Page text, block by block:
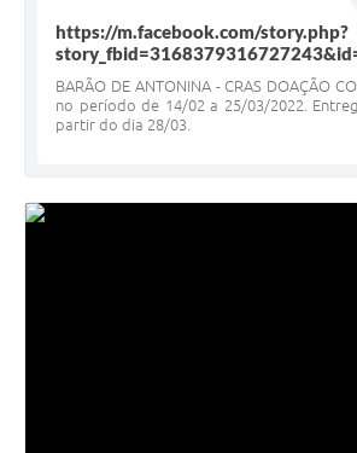
https://m.facebook.com/story.php?
BARÃO DE ANTONINA - CRAS DOAÇÃO
no período de 14/02 a 25/03/2022.
partir do dia 28/03.